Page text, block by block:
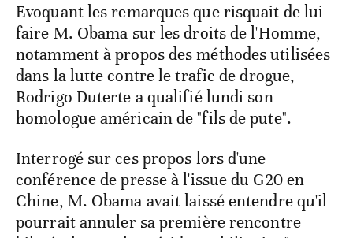
Evoquant les remarques que risquait de lui
faire M. Obama sur les droits de l'Homme,
notamment à propos des méthodes utilisées
dans la lutte contre le trafic de drogue,
Rodrigo Duterte a qualifié lundi son
homologue américain de "fils de pute".
Interrogé sur ces propos lors d'une
conférence de presse à l'issue du G20 en
Chine, M. Obama avait laissé entendre qu'il
pourrait annuler sa première rencontre